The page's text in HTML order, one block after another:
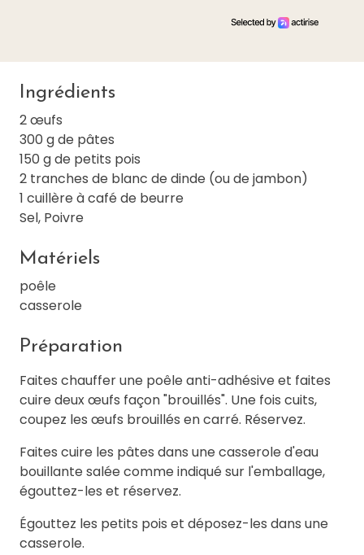
Ingrédients
2 œufs
300 g de pâtes
150 g de petits pois
2 tranches de blanc de dinde (ou de jambon)
1 cuillère à café de beurre
Sel, Poivre
Matériels
poêle
casserole
Préparation
Faites chauffer une poêle anti-adhésive et faites
cuire deux œufs façon "brouillés". Une fois cuits,
coupez les œufs brouillés en carré. Réservez.
Faites cuire les pâtes dans une casserole d'eau
bouillante salée comme indiqué sur l'emballage,
égouttez-les et réservez.
Égouttez les petits pois et déposez-les dans une
casserole.